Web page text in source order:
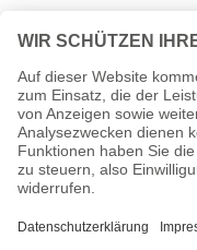
ARTIKEL
INFORMATIONEN